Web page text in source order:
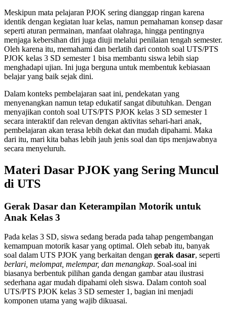
Meskipun mata pelajaran PJOK sering dianggap ringan karena
identik dengan kegiatan luar kelas, namun pemahaman konsep dasar
seperti aturan permainan, manfaat olahraga, hingga pentingnya
menjaga kebersihan diri juga diuji melalui penilaian tengah semester.
Oleh karena itu, memahami dan berlatih dari contoh soal UTS/PTS
PJOK kelas 3 SD semester 1 bisa membantu siswa lebih siap
menghadapi ujian. Ini juga berguna untuk membentuk kebiasaan
belajar yang baik sejak dini.
Dalam konteks pembelajaran saat ini, pendekatan yang
menyenangkan namun tetap edukatif sangat dibutuhkan. Dengan
menyajikan contoh soal UTS/PTS PJOK kelas 3 SD semester 1
secara interaktif dan relevan dengan aktivitas sehari-hari anak,
pembelajaran akan terasa lebih dekat dan mudah dipahami. Maka
dari itu, mari kita bahas lebih jauh jenis soal dan tips menjawabnya
secara menyeluruh.
Materi Dasar PJOK yang Sering Muncul
di UTS
Gerak Dasar dan Keterampilan Motorik untuk
Anak Kelas 3
Pada kelas 3 SD, siswa sedang berada pada tahap pengembangan
kemampuan motorik kasar yang optimal. Oleh sebab itu, banyak
soal dalam UTS PJOK yang berkaitan dengan gerak dasar, seperti
berlari, melompat, melempar, dan menangkap. Soal-soal ini
biasanya berbentuk pilihan ganda dengan gambar atau ilustrasi
sederhana agar mudah dipahami oleh siswa. Dalam contoh soal
UTS/PTS PJOK kelas 3 SD semester 1, bagian ini menjadi
komponen utama yang wajib dikuasai.